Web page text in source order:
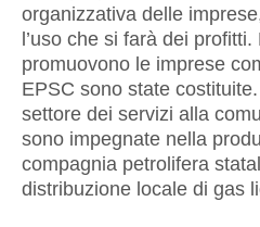
organizzativa delle
l’uso che si farà dei
promuovono le imprese
EPSC sono state
settore dei servizi alla
sono impegnate nella
compagnia petrolifera
distribuzione locale di gas